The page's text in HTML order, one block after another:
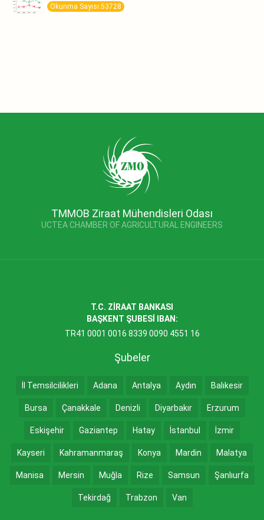
Okunma Sayısı:53728
TMMOB Ziraat Mühendisleri Odası
UCTEA CHAMBER OF AGRICULTURAL ENGINEERS
T.C. ZİRAAT BANKASI
BAŞKENT ŞUBESİ IBAN:
TR41 0001 0016 8339 0090 4551 16
Şubeler
İl Temsilcilikleri Adana Antalya Aydın Balıkesir
Bursa Çanakkale Denizli Diyarbakır Erzurum
Eskişehir Gaziantep Hatay İstanbul İzmir
Kayseri Kahramanmaraş Konya Mardin Malatya
Manisa Mersin Muğla Rize Samsun Şanlıurfa
Tekirdağ Trabzon Van